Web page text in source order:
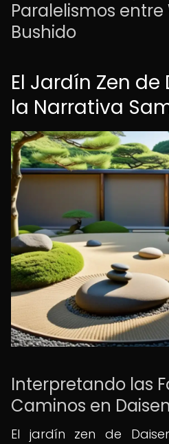
Paralelismos
Bushido
El Jardín Zen
la Narrativa
Interpretando las
Caminos en
El jardín zen de